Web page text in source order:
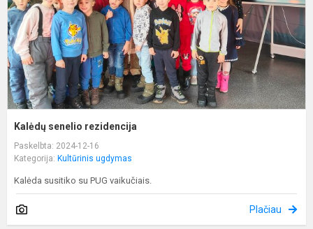
Kalėdų senelio rezidencija
Paskelbta: 2024-12-16
Kategorija: Kultūrinis ugdymas
Kalėda susitiko su PUG vaikučiais.
Plačiau